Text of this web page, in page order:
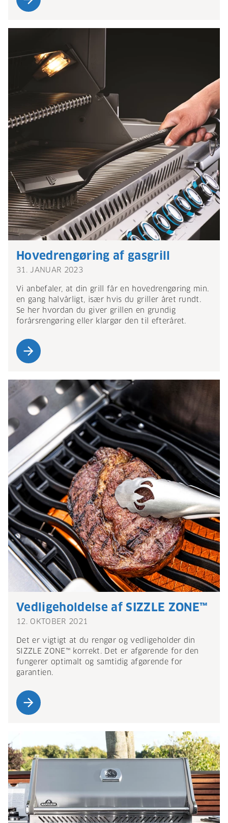
Hovedrengøring af gasgrill
31. JANUAR 2023
Vi anbefaler, at din grill får en hovedrengøring min.
en gang halvårligt, især hvis du griller året rundt.
Se her hvordan du giver grillen en grundig
forårsrengøring eller klargør den til efteråret.
arrow_forward
Vedligeholdelse af SIZZLE ZONE™
12. OKTOBER 2021
Det er vigtigt at du rengør og vedligeholder din
SIZZLE ZONE™ korrekt. Det er afgørende for den
fungerer optimalt og samtidig afgørende for
garantien.
arrow_forward